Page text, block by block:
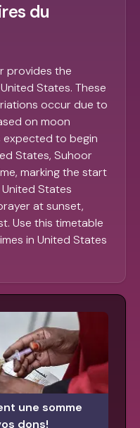
du
provides the
States. These
occur due to
on moon
expected to begin
States, Suhoor
marking the start
States
at sunset,
Use this timetable
in United States
une somme
dons!